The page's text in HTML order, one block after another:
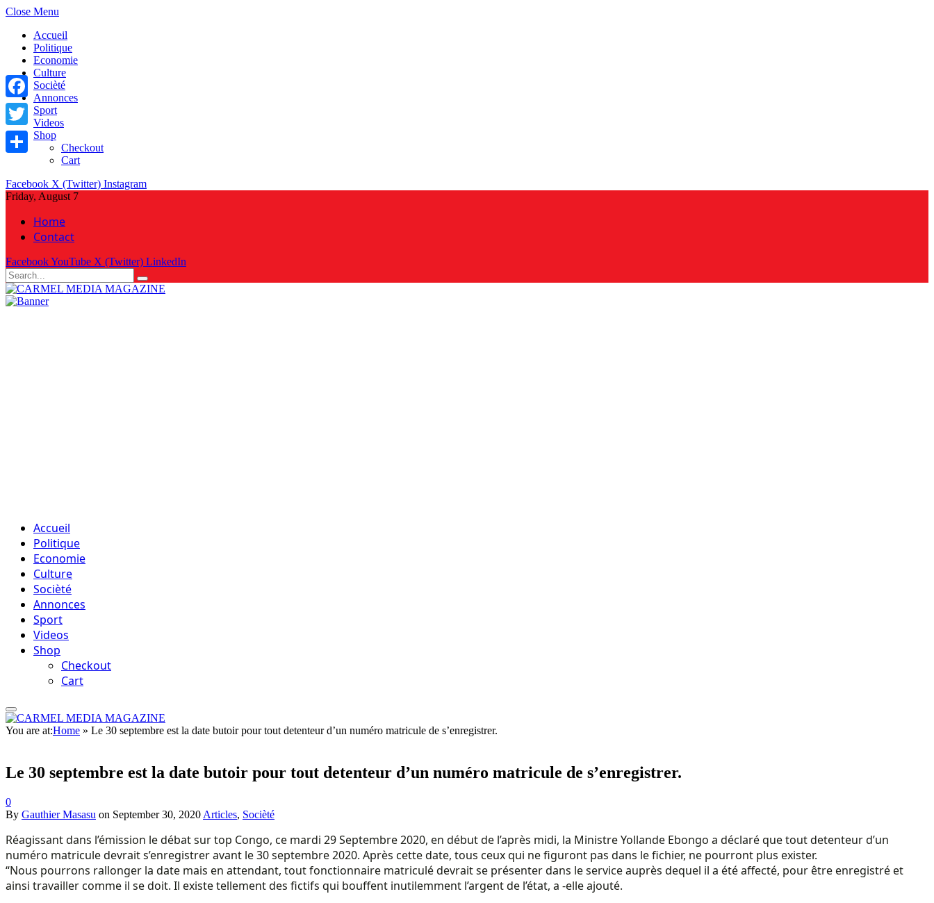
Close Menu
Accueil
Politique
Economie
Culture
Socièté
Annonces
Sport
Videos
Shop
Checkout
Cart
Facebook X (Twitter) Instagram
Friday, August 7
Home
Contact
FacebookYouTube X (Twitter) LinkedIn
Accueil
Politique
Economie
Culture
Socièté
Annonces
Sport
Videos
Shop
Checkout
Cart
You are at:Home » Le 30 septembre est la date butoir pour tout detenteur d’un numéro matricule de s’enregistrer.
Le 30 septembre est la date butoir pour tout detenteur d’un numéro matricule de s’enregistrer.
0
By Gauthier Masasu on September 30, 2020 Articles, Socièté
Réagissant dans l’émission le débat sur top Congo, ce mardi 29 Septembre 2020, en début de l’après midi, la Ministre Yollande Ebongo a déclaré que tout detenteur d’un
numéro matricule devrait s’enregistrer avant le 30 septembre 2020. Après cette date, tous ceux qui ne figuront pas dans le fichier, ne pourront plus exister.
“Nous pourrons rallonger la date mais en attendant, tout fonctionnaire matriculé devrait se présenter dans le service auprès dequel il a été affecté, pour être enregistré et
ainsi travailler comme il se doit. Il existe tellement des fictifs qui bouffent inutilemment l’argent de l’état, a -elle ajouté.
Facebook
Twitter